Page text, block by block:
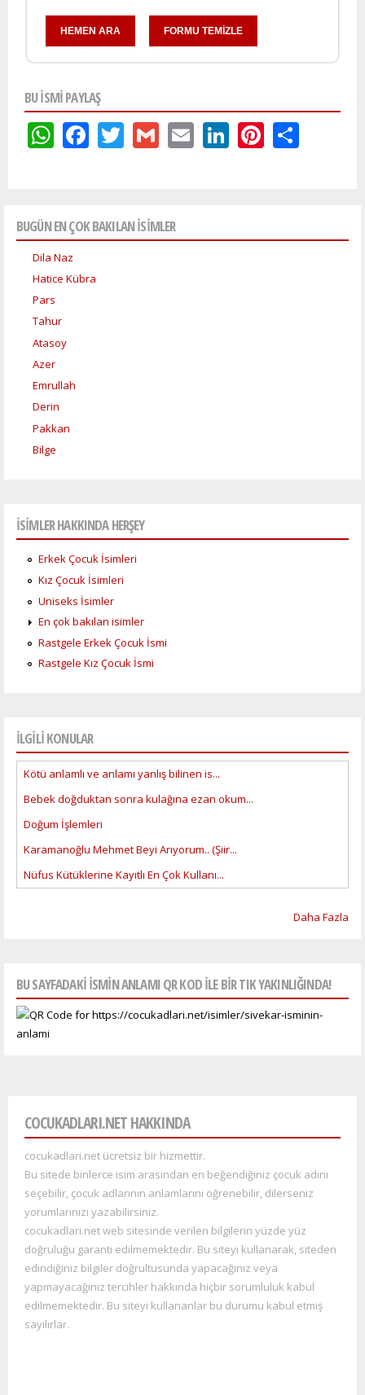
BU ISMI PAYLAŞ
WhatsApp
Facebook
Twitter
GmailEmailLinkedIn
BUGÜN EN ÇOK BAKILAN İSİMLER
Dila Naz
Hatice Kübra
Pars
Tahur
Atasoy
Azer
Emrullah
Derin
Pakkan
Bilge
İSİMLER HAKKINDA HERŞEY
Erkek Çocuk İsimleri
Kız Çocuk İsimleri
Uniseks İsimler
En çok bakılan isimler
Rastgele Erkek Çocuk İsmi
Rastgele Kız Çocuk İsmi
İLGİLİ KONULAR
Kötü anlamlı ve anlamı yanlış bilinen is...
Bebek doğduktan sonra kulağına ezan okum...
Doğum İşlemleri
Karamanoğlu Mehmet Beyi Arıyorum.. (Şiir...
Nüfus Kütüklerine Kayıtlı En Çok Kullanı...
Daha Fazla
BU SAYFADAKI ISMIN ANLAMI QR KOD ILE BIR TIK YAKINLIĞINDA!
COCUKADLARI.NET HAKKINDA
cocukadlari.net ücretsiz bir hizmettir.
Bu sitede binlerce isim arasından en beğendiğiniz çocuk adını
seçebilir, çocuk adlarının anlamlarını öğrenebilir, dilerseniz
yorumlarınızı yazabilirsiniz.
cocukadlari.net web sitesinde verilen bilgilerin yüzde yüz
doğruluğu garanti edilmemektedir. Bu siteyi kullanarak, siteden
edindiğiniz bilgiler doğrultusunda yapacağınız veya
yapmayacağınız tercihler hakkında hiçbir sorumluluk kabul
edilmemektedir. Bu siteyi kullananlar bu durumu kabul etmiş
sayılırlar.